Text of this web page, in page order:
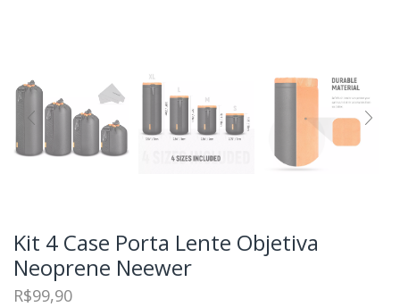
Kit 4 Case Porta Lente Objetiva
Neoprene Neewer
R$99,90